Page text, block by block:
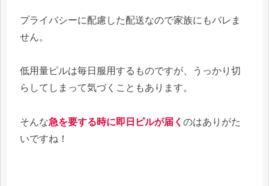
プライバシーに配慮した配送なので家族にもバレま
せん。
低用量ピルは毎日服用するものですが、うっかり切
らしてしまって気づくこともあります。
そんな急を要する時に即日ピルが届く のはありがた
いですね！